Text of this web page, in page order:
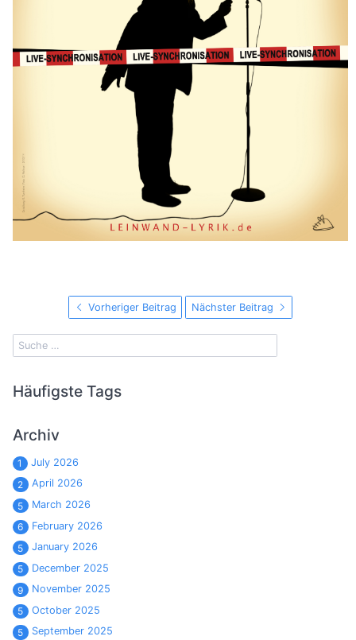
Vorheriger Beitrag Nächster Beitrag
Häufigste Tags
Archiv
1
July 2026
2
April 2026
5
March 2026
6
February 2026
5
January 2026
5
December 2025
9
November 2025
5
October 2025
5
September 2025